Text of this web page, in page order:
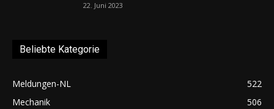
22. Juni 2023
Beliebte Kategorie
Meldungen-NL
522
Mechanik
506